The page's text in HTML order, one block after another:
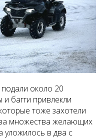
около 20
багги привлекли
тоже захотели
множества желающих
уложилось в два с